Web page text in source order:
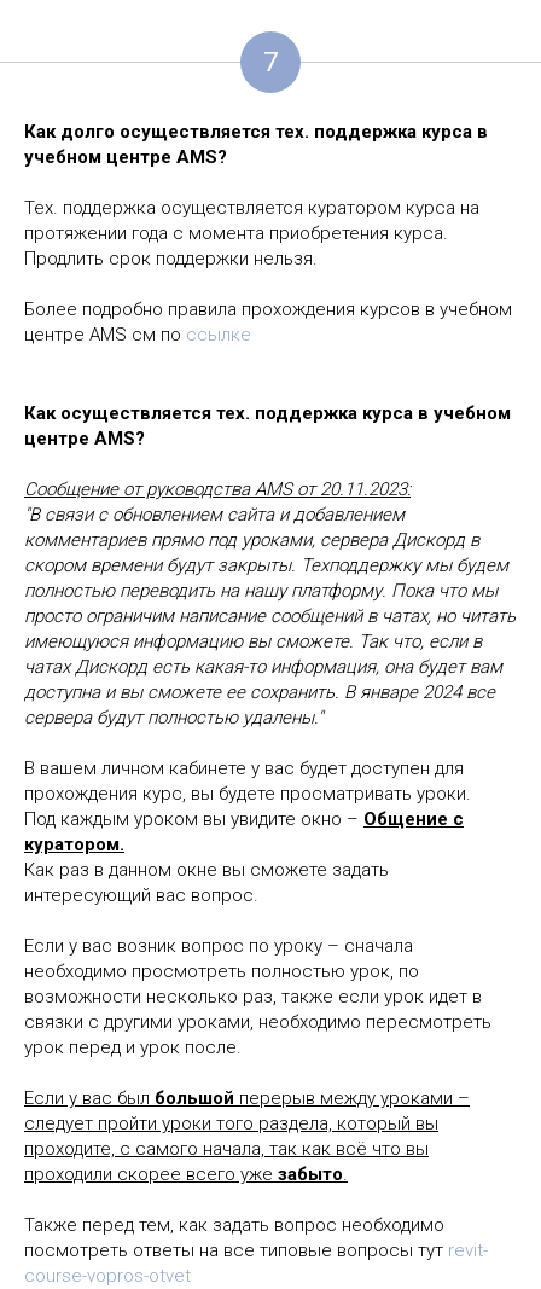
7
Как долго осуществляется тех. поддержка курса в
учебном центре AMS?
Тех. поддержка осуществляется куратором курса на
протяжении года с момента приобретения курса.
Продлить срок поддержки нельзя.
Более подробно правила прохождения курсов в учебном
центре AMS см по ссылке
Как осуществляется тех. поддержка курса в учебном
центре AMS?
Сообщение от руководства AMS от 20.11.2023:
"В связи с обновлением сайта и добавлением
комментариев прямо под уроками, сервера Дискорд в
скором времени будут закрыты. Техподдержку мы будем
полностью переводить на нашу платформу. Пока что мы
просто ограничим написание сообщений в чатах, но читать
имеющуюся информацию вы сможете. Так что, если в
чатах Дискорд есть какая-то информация, она будет вам
доступна и вы сможете ее сохранить. В январе 2024 все
сервера будут полностью удалены."
В вашем личном кабинете у вас будет доступен для
прохождения курс, вы будете просматривать уроки.
Под каждым уроком вы увидите окно – Общение с
куратором.
Как раз в данном окне вы сможете задать
интересующий вас вопрос.
Если у вас возник вопрос по уроку – сначала
необходимо просмотреть полностью урок, по
возможности несколько раз, также если урок идет в
связки с другими уроками, необходимо пересмотреть
урок перед и урок после.
Если у вас был большой перерыв между уроками –
следует пройти уроки того раздела, который вы
проходите, с самого начала, так как всё что вы
проходили скорее всего уже забыто.
Также перед тем, как задать вопрос необходимо
посмотреть ответы на все типовые вопросы тут revit-
course-vopros-otvet